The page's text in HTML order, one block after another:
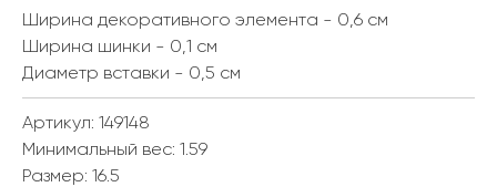
Ширина декоративного элемента - 0,6 см
Ширина шинки - 0,1 см
Диаметр вставки - 0,5 см
Артикул: 149148
Минимальный вес: 1.59
Размер: 16.5